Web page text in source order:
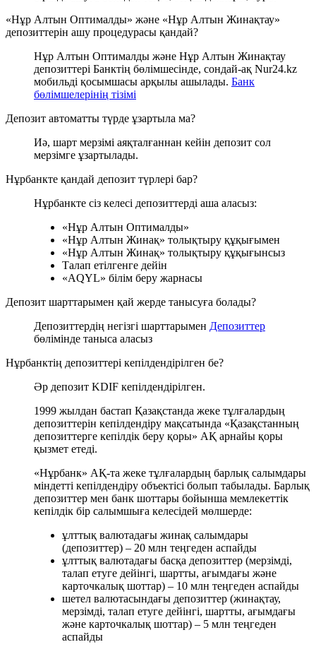
«Нұр Алтын Оптималды» және «Нұр Алтын Жинақтау»
депозиттерін ашу процедурасы қандай?
Нұр Алтын Оптималды және Нұр Алтын Жинақтау
депозиттері Банктің бөлімшесінде, сондай-ақ Nur24.kz
мобильді қосымшасы арқылы ашылады. Банк
бөлімшелерінің тізімі
Депозит автоматты түрде ұзартыла ма?
Иә, шарт мерзімі аяқталғаннан кейін депозит сол
мерзімге ұзартылады.
Нұрбанкте қандай депозит түрлері бар?
Нұрбанкте сіз келесі депозиттерді аша аласыз:
«Нұр Алтын Оптималды»
«Нұр Алтын Жинақ» толықтыру құқығымен
«Нұр Алтын Жинақ» толықтыру құқығынсыз
Талап етілгенге дейін
«AQYL» білім беру жарнасы
Депозит шарттарымен қай жерде танысуға болады?
Депозиттердің негізгі шарттарымен Депозиттер
бөлімінде таныса аласыз
Нұрбанктің депозиттері кепілдендірілген бе?
Әр депозит KDIF кепілдендірілген.
1999 жылдан бастап Қазақстанда жеке тұлғалардың
депозиттерін кепілдендіру мақсатында «Қазақстанның
депозиттерге кепілдік беру қоры» АҚ арнайы қоры
қызмет етеді.
«Нұрбанк» АҚ-та жеке тұлғалардың барлық салымдары
міндетті кепілдендіру объектісі болып табылады. Барлық
депозиттер мен банк шоттары бойынша мемлекеттік
кепілдік бір салымшыға келесідей мөлшерде:
ұлттық валютадағы жинақ салымдары
(депозиттер) – 20 млн теңгеден аспайды
ұлттық валютадағы басқа депозиттер (мерзімді,
талап етуге дейінгі, шартты, ағымдағы және
карточкалық шоттар) – 10 млн теңгеден аспайды
шетел валютасындағы депозиттер (жинақтау,
мерзімді, талап етуге дейінгі, шартты, ағымдағы
және карточкалық шоттар) – 5 млн теңгеден
аспайды